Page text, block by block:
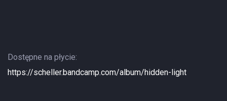
Dostępne na płycie:
https://scheller.bandcamp.com/album/hidden-light